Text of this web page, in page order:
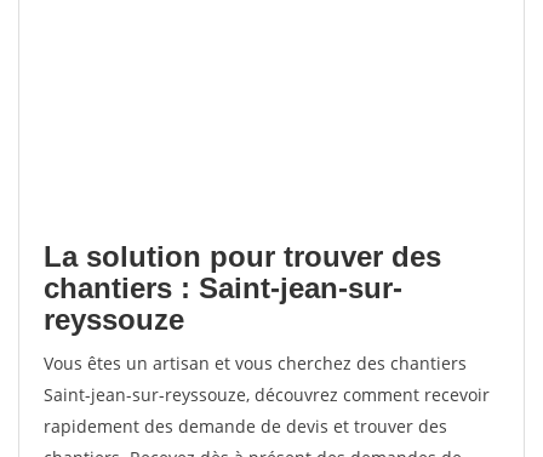
La solution pour trouver des
chantiers : Saint-jean-sur-
reyssouze
Vous êtes un artisan et vous cherchez des chantiers
Saint-jean-sur-reyssouze, découvrez comment recevoir
rapidement des demande de devis et trouver des